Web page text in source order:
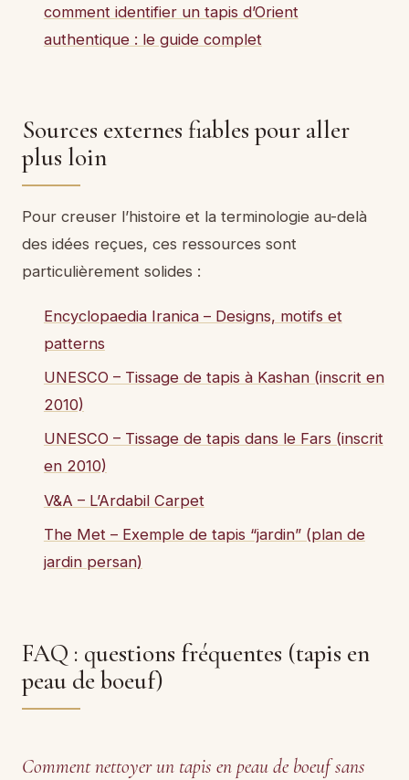
comment identifier un tapis d’Orient
authentique : le guide complet
Sources externes fiables pour aller
plus loin
Pour creuser l’histoire et la terminologie au-delà
des idées reçues, ces ressources sont
particulièrement solides :
Encyclopaedia Iranica – Designs, motifs et
patterns
UNESCO – Tissage de tapis à Kashan (inscrit en
2010)
UNESCO – Tissage de tapis dans le Fars (inscrit
en 2010)
V&A – L’Ardabil Carpet
The Met – Exemple de tapis “jardin” (plan de
jardin persan)
FAQ : questions fréquentes (tapis en
peau de boeuf)
Comment nettoyer un tapis en peau de boeuf sans